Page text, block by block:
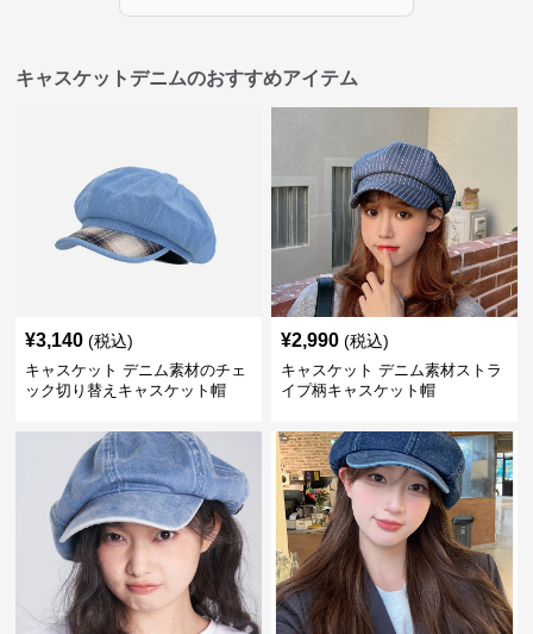
キャスケットデニムのおすすめアイテム
¥3,140 (税込)
キャスケット デニム素材のチェ
ック切り替えキャスケット帽
¥2,990 (税込)
キャスケット デニム素材ストラ
イプ柄キャスケット帽